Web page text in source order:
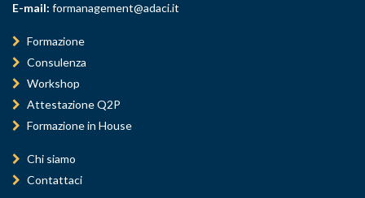
E-mail: formanagement@adaci.it
Formazione
Consulenza
Workshop
Attestazione Q2P
Formazione in House
Chi siamo
Contattaci